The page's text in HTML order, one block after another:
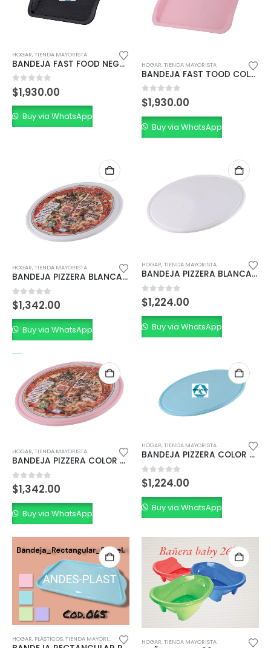
HOGAR,TIENDA MAYORISTA
BANDEJA FAST FOOD NEGRA
0out of 5
$1,930.00
Buy via WhatsApp
HOGAR,TIENDA MAYORISTA
BANDEJA FAST TOOD COLOR
0out of 5
$1,930.00
Buy via WhatsApp
HOGAR,TIENDA MAYORISTA
BANDEJA PIZZERA BLANCA CON LAMINA 35 cm.
0out of 5
$1,342.00
Buy via WhatsApp
HOGAR,TIENDA MAYORISTA
BANDEJA PIZZERA BLANCA SIN LAMINA 35cm.
0out of 5
$1,224.00
Buy via WhatsApp
HOGAR,TIENDA MAYORISTA
BANDEJA PIZZERA COLOR CON LAMINA 35cm.
0out of 5
$1,342.00
Buy via WhatsApp
HOGAR,TIENDA MAYORISTA
BANDEJA PIZZERA COLOR SIN LAMINA 35 cm.
0out of 5
$1,224.00
Buy via WhatsApp
HOGAR, PLÁSTICOS,TIENDA MAYORISTA HOGAR,TIENDA MAYORISTA